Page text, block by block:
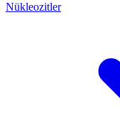
Nükleozitler